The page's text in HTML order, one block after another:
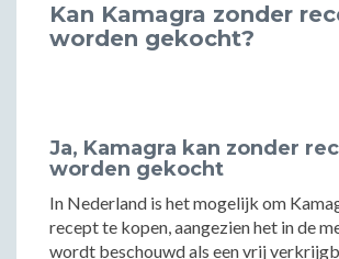
Kan Kamagra zonder
worden gekocht?
Ja, Kamagra kan zonder
worden gekocht
In Nederland is het mogelijk om
recept te kopen, aangezien het in de
wordt beschouwd als een vrij